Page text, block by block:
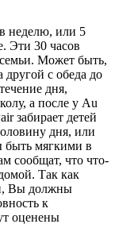
в неделю, или 5
Эти 30 часов
Может быть,
другой с обеда до
дня,
а после у Au
забирает детей
дня, или
быть мягкими в
сообщат, что что-
Так как
Вы должны
к
оценены